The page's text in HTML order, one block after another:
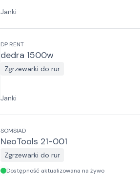
Janki
DP RENT
dedra 1500w
Zgrzewarki do rur
Janki
SOMSIAD
NeoTools 21-001
Zgrzewarki do rur
Dostępność aktualizowana na żywo